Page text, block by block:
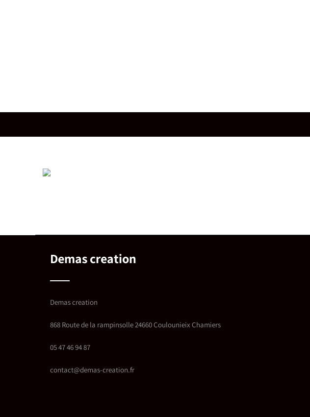
Demas creation
Demas creation
868 Route de la rampinsolle 24660 Coulounieix Chamiers
05 47 46 94 87
contact@demas-creation.fr